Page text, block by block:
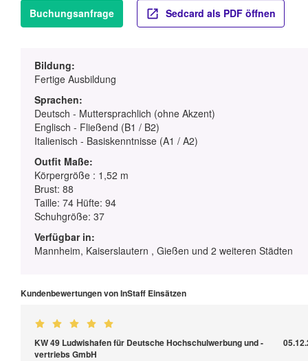
Buchungsanfrage Sedcard als PDF öffnen
Bildung:
Fertige Ausbildung
Sprachen:
Deutsch - Muttersprachlich (ohne Akzent)
Englisch - Fließend (B1 / B2)
Italienisch - Basiskenntnisse (A1 / A2)
Outfit Maße:
Körpergröße : 1,52 m
Brust: 88
Taille: 74 Hüfte: 94
Schuhgröße: 37
Verfügbar in:
Mannheim, Kaiserslautern , Gießen und 2 weiteren Städten
Kundenbewertungen von InStaff Einsätzen
KW 49 Ludwishafen für Deutsche Hochschulwerbung und -
vertriebs GmbH